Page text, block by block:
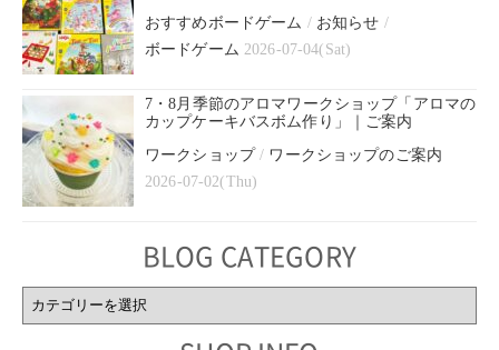
おすすめボードゲーム / お知らせ /
ボードゲーム 2026-07-04(Sat)
7・8月季節のアロマワークショップ「アロマの
カップケーキバスボム作り」｜ご案内
ワークショップ/ ワークショップのご案内
2026-07-02(Thu)
BLOG CATEGORY
BLOG
CATEGORY